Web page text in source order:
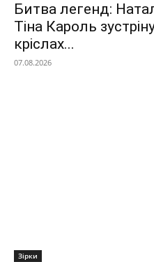
Битва легенд:
Тіна Кароль
кріслах...
07.08.2026
Зірки